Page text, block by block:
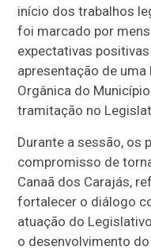
início dos trabalhos
foi marcado por
expectativas
apresentação de uma
Orgânica do
tramitação no
Durante a sessão, os
compromisso de
Canaã dos Carajás,
fortalecer o diálogo
atuação do
o desenvolvimento